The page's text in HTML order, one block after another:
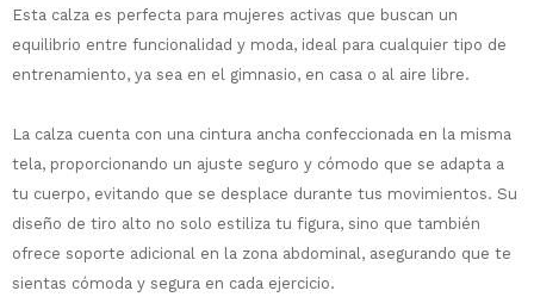
Esta calza es perfecta para mujeres activas que buscan un
equilibrio entre funcionalidad y moda, ideal para cualquier tipo de
entrenamiento, ya sea en el gimnasio, en casa o al aire libre.
La calza cuenta con una cintura ancha confeccionada en la misma
tela, proporcionando un ajuste seguro y cómodo que se adapta a
tu cuerpo, evitando que se desplace durante tus movimientos. Su
diseño de tiro alto no solo estiliza tu figura, sino que también
ofrece soporte adicional en la zona abdominal, asegurando que te
sientas cómoda y segura en cada ejercicio.
Comprá ahora y Pagá
Después, hasta en 12
cuotas y sin tocar tu
tarjeta de crédito
¡Sumate a la forma más ágil de
comprar!
Comprá en 3 cuotas sin recargo o hasta
* sujeto aprobación crediticia.
Verifica si estás calificado para comprar
con Pago Después:
Cédula de identidad
Celular
Estás calificado para comprar usando Pago
Después.
¡Tenés hasta
para comprar en las cuotas
que prefieras!
Ups!
Parece que no tenes oferta, lamentamos
el inconveniente, por cualquier duda
contactanos en
¡Algo salió mal!
Por favor intenta nuevamente mas tarde.